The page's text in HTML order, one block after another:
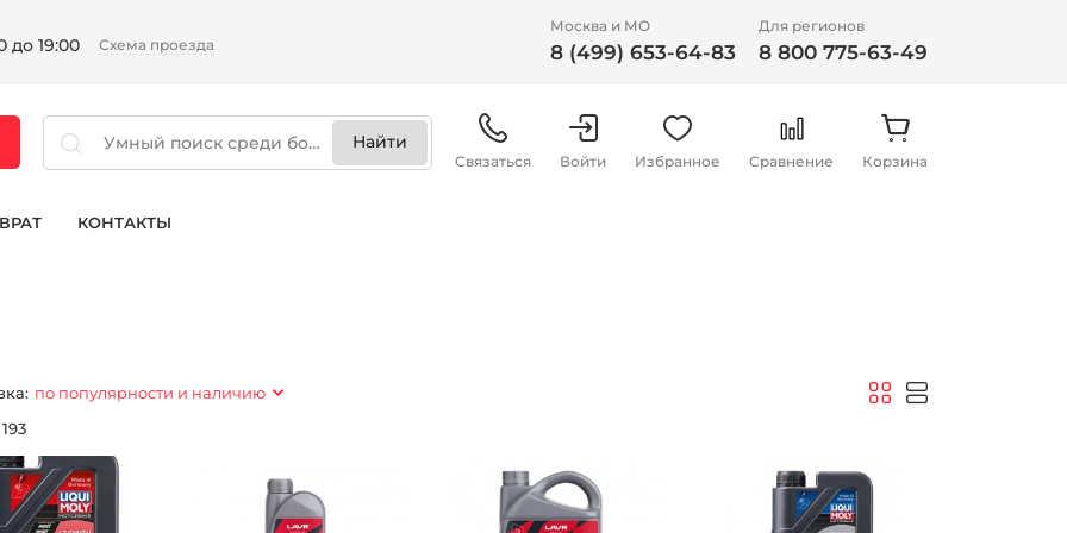
до 19:00 Схема проезда
Москва и МО
8 (499) 653-64-83
Для регионов
8 800 775-63-49
Связаться Войти Избранное Сравнение Корзина
КОНТАКТЫ
по популярности и наличию
193